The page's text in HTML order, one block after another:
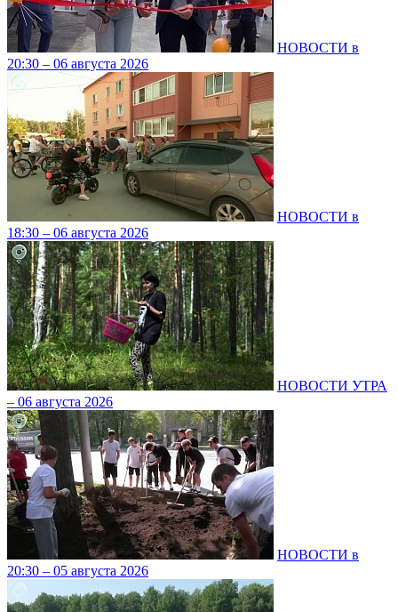
НОВОСТИ в
20:30 – 06 августа 2026
НОВОСТИ в
18:30 – 06 августа 2026
НОВОСТИ УТРА
– 06 августа 2026
НОВОСТИ в
20:30 – 05 августа 2026